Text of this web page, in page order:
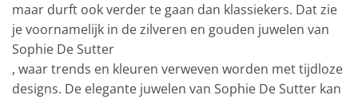
maar durft ook verder te gaan dan klassiekers. Dat zie
je voornamelijk in de zilveren en gouden juwelen van
Sophie De Sutter
, waar trends en kleuren verweven worden met tijdloze
designs. De elegante juwelen van Sophie De Sutter kan